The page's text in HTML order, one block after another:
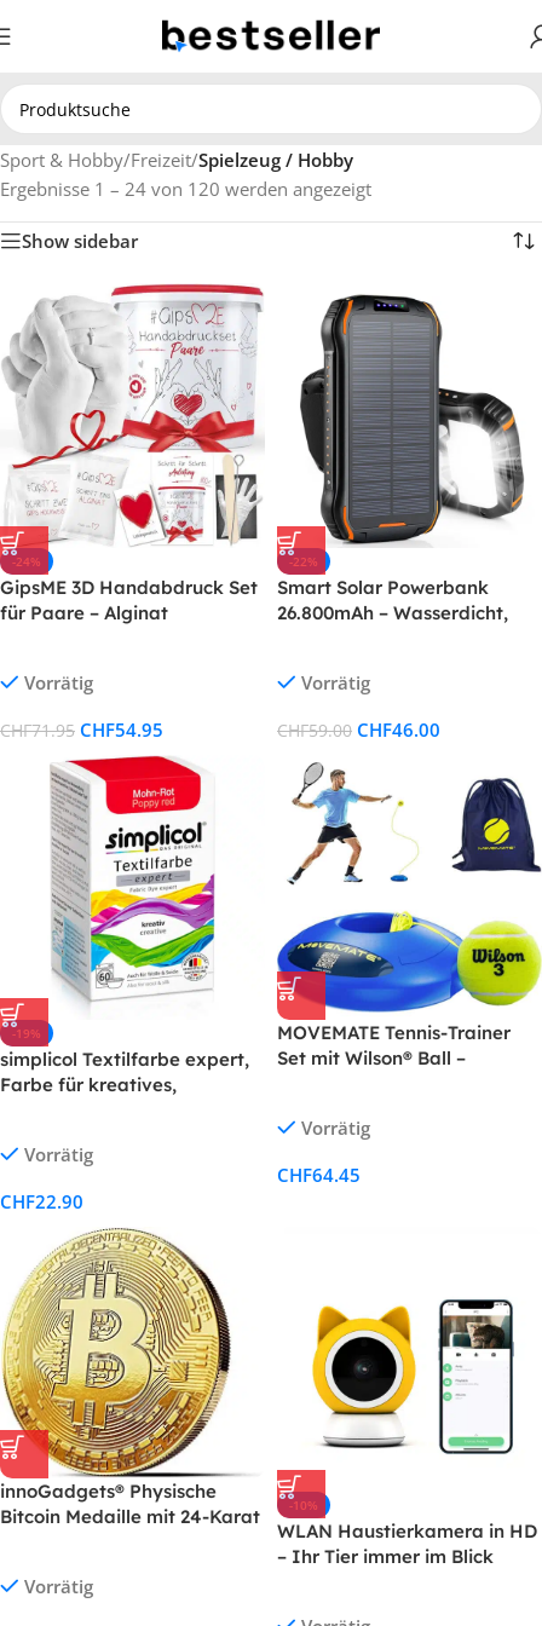
Sport & Hobby/Freizeit/Spielzeug / Hobby
Ergebnisse 1 – 24 von 120 werden angezeigt
Show sidebar
-24%
GipsME 3D Handabdruck Set
für Paare – Alginat
Frauen
Vorrätig
CHF71.95 CHF54.95
-22%
Smart Solar Powerbank
26.800mAh – Wasserdicht,
Vorrätig
CHF59.00 CHF46.00
-19%
simplicol Textilfarbe expert,
Farbe für kreatives,
manuell
Vorrätig
CHF22.90
MOVEMATE Tennis-Trainer
Set mit Wilson® Ball –
Transporttasche &
Vorrätig
CHF64.45
innoGadgets® Physische
Bitcoin Medaille mit 24-Karat
Schutzhülle, Münzkapsel.
Vorrätig
-10%
WLAN Haustierkamera in HD
– Ihr Tier immer im Blick